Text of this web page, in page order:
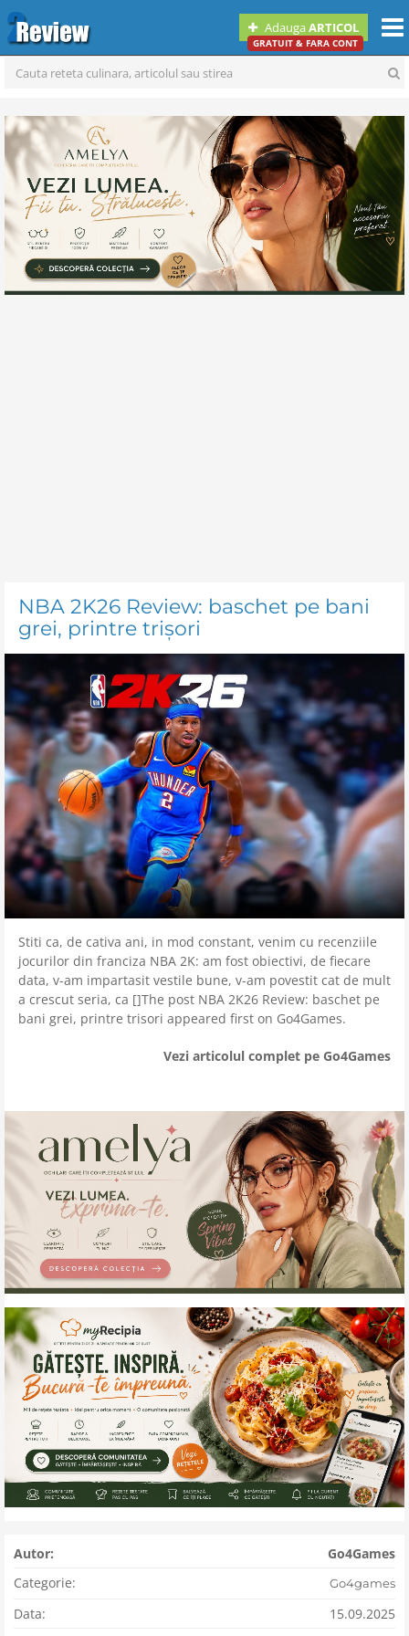
AdaugaARTICOL
GRATUIT & FARA CONT
NBA 2K26 Review: baschet pe bani
grei, printre trișori
Stiti ca, de cativa ani, in mod constant, venim cu recenziile
jocurilor din franciza NBA 2K: am fost obiectivi, de fiecare
data, v-am impartasit vestile bune, v-am povestit cat de mult
a crescut seria, ca []The post NBA 2K26 Review: baschet pe
bani grei, printre trisori appeared first on Go4Games.
Vezi articolul complet pe Go4Games
Autor:
Go4Games
Categorie:
Go4games
Data:
15.09.2025